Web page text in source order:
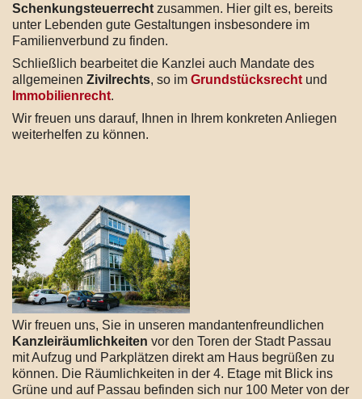
Schenkungsteuerrecht zusammen. Hier gilt es, bereits
unter Lebenden gute Gestaltungen insbesondere im
Familienverbund zu finden.
Schließlich bearbeitet die Kanzlei auch Mandate des
allgemeinen Zivilrechts, so im Grundstücksrecht und
Immobilienrecht.
Wir freuen uns darauf, Ihnen in Ihrem konkreten Anliegen
weiterhelfen zu können.
Wir freuen uns, Sie in unseren mandantenfreundlichen
Kanzleiräumlichkeiten vor den Toren der Stadt Passau
mit Aufzug und Parkplätzen direkt am Haus begrüßen zu
können. Die Räumlichkeiten in der 4. Etage mit Blick ins
Grüne und auf Passau befinden sich nur 100 Meter von der